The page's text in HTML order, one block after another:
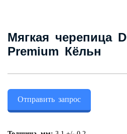
Контакты
+7 (343) 247 2200
Заказать обратный звонок
Мягкая черепица
Premium Кёльн
Отправить запрос